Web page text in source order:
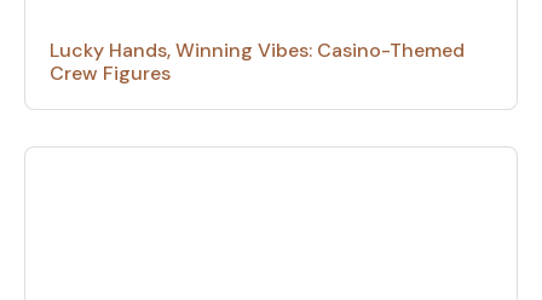
Lucky Hands, Winning Vibes: Casino-Themed
Crew Figures